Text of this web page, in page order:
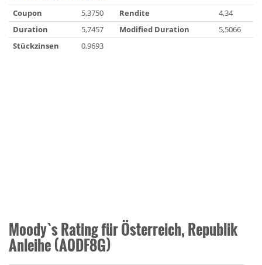
Coupon 5,3750 Rendite
4,34
Duration
5,7457 Modified Duration
5,5066
Stückzinsen
0,9693
Moody`s Rating für Österreich, Republik
Anleihe (A0DF8G)